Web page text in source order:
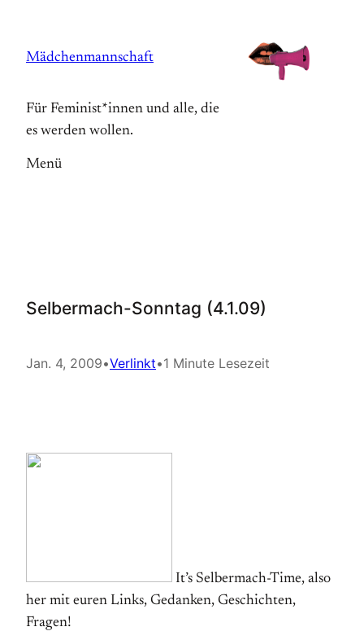
springen
Mädchenmannschaft
Für Feminist*innen und alle, die
es werden wollen.
Menü
Selbermach-Sonntag (4.1.09)
Jan. 4, 2009•Verlinkt•1 Minute Lesezeit
It’s Selbermach-Time, also
her mit euren Links, Gedanken, Geschichten,
Fragen!